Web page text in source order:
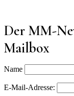
Der MM-
Mailbox
Name
E-Mail-Adresse: